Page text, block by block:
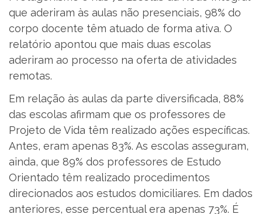
que aderiram às aulas não presenciais, 98% do
corpo docente têm atuado de forma ativa. O
relatório apontou que mais duas escolas
aderiram ao processo na oferta de atividades
remotas.
Em relação às aulas da parte diversificada, 88%
das escolas afirmam que os professores de
Projeto de Vida têm realizado ações específicas.
Antes, eram apenas 83%. As escolas asseguram,
ainda, que 89% dos professores de Estudo
Orientado têm realizado procedimentos
direcionados aos estudos domiciliares. Em dados
anteriores, esse percentual era apenas 73%. É